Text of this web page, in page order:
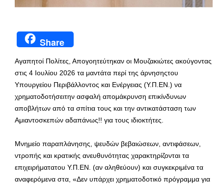
Share
Αγαπητοί Πολίτες, Απογοητεύτηκαν οι Μουζακιώτες ακούγοντας
στις 4 Ιουλίου 2026 τα μαντάτα περί της άρνησηςτου
Υπουργείου Περιβάλλοντος και Ενέργειας (Υ.Π.ΕΝ.) να
χρηματοδοτήσειτην ασφαλή απομάκρυνση επικίνδυνων
αποβλήτων από τα σπίτια τους και την αντικατάσταση των
Αμιαντοσκεπών αδαπάνως!! για τους ιδιοκτήτες.
Μνημείο παραπλάνησης, ψευδών βεβαιώσεων, αντιφάσεων,
ντροπής και κρατικής ανευθυνότητας χαρακτηρίζονται τα
επιχειρήματατου Υ.Π.ΕΝ. (αν αληθεύουν) και συγκεκριμένα τα
αναφερόμενα στα, «Δεν υπάρχει χρηματοδοτικό πρόγραμμα για